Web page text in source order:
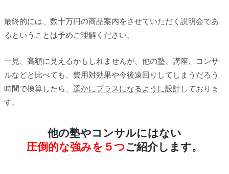
最終的には、数十万円の商品案内をさせていただく説明会であ
るということは予めご理解ください。
一見、高額に見えるかもしれませんが、他の塾、講座、コンサ
ルなどと比べても、費用対効果や今後遠回りしてしまうだろう
時間で換算したら、 遥かにプラスになるように設計しておりま
す。
他の塾やコンサルにはない
圧倒的な強みを５つご紹介します。